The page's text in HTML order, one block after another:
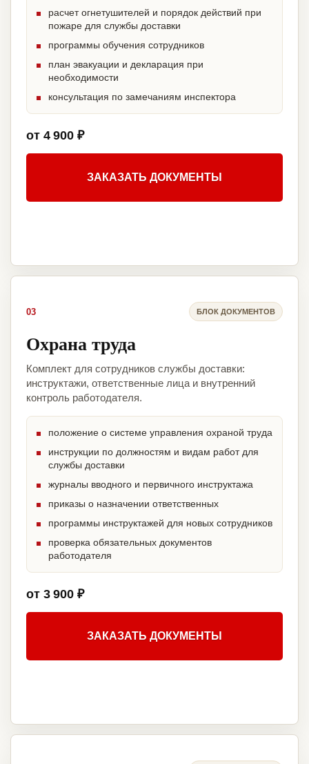
расчет огнетушителей и порядок действий при
пожаре для службы доставки
программы обучения сотрудников
план эвакуации и декларация при
необходимости
консультация по замечаниям инспектора
от 4 900 ₽
ЗАКАЗАТЬ ДОКУМЕНТЫ
03 БЛОК ДОКУМЕНТОВ
Охрана труда
Комплект для сотрудников службы доставки:
инструктажи, ответственные лица и внутренний
контроль работодателя.
положение о системе управления охраной труда
инструкции по должностям и видам работ для
службы доставки
журналы вводного и первичного инструктажа
приказы о назначении ответственных
программы инструктажей для новых сотрудников
проверка обязательных документов
работодателя
от 3 900 ₽
ЗАКАЗАТЬ ДОКУМЕНТЫ